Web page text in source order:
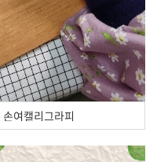
여캘리그라피